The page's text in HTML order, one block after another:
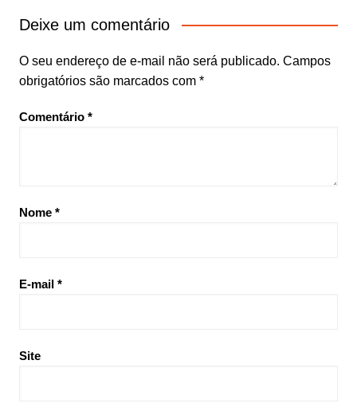
Deixe um comentário
O seu endereço de e-mail não será publicado. Campos
obrigatórios são marcados com *
Comentário *
Nome *
E-mail *
Site